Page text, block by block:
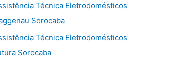
Técnica Eletrodomésticos
Sorocaba
Técnica Eletrodomésticos
Sorocaba